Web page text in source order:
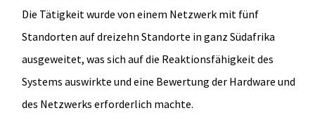
Die Tätigkeit wurde von einem Netzwerk mit fünf
Standorten auf dreizehn Standorte in ganz Südafrika
ausgeweitet, was sich auf die Reaktionsfähigkeit des
Systems auswirkte und eine Bewertung der Hardware und
des Netzwerks erforderlich machte.